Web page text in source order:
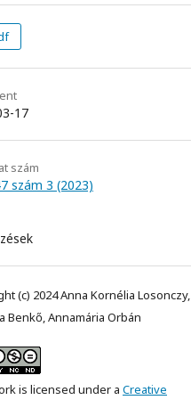
17
szám
szám 3 (2023)
(c) 2024 Anna Kornélia Losonczy,
Benkő, Annamária Orbán
is licensed under a Creative